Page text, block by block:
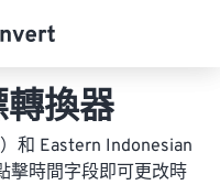
換器
和 Eastern Indonesian
擊時間字段即可更改時